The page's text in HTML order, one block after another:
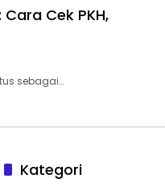
Cek PKH,
sebagai…
Kategori